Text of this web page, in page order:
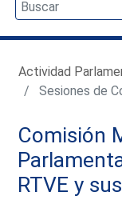
Actividad
Sesiones de
Comisión
RTVE y